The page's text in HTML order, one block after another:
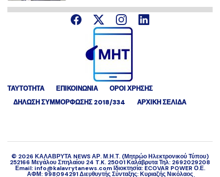
ΤΑΥΤΟΤΗΤΑ ΕΠΙΚΟΙΝΩΝΙΑ
ΟΡΟΙ ΧΡΗΣΗΣ
ΔΉΛΩΣΗ ΣΥΜΜΌΡΦΩΣΗΣ 2018/334
ΑΡΧΙΚΗ ΣΕΛΙΔΑ
© 2026 ΚΑΛΑΒΡΥΤΑ NEWS ΑΡ. Μ.Η.Τ. (Μητρώο Ηλεκτρονικού Τύπου)
252166 Μεγάλου Σπηλαίου 24 T.K. 25001 Καλάβρυτα Τηλ: 2692029208
Εmail: info@kalavrytanews.com Ιδιοκτησία: ECOVAR POWER Ο.Ε.
ΑΦΜ: 998094291 Διευθυντής Σύνταξης: Κυριαζής Νικόλαος